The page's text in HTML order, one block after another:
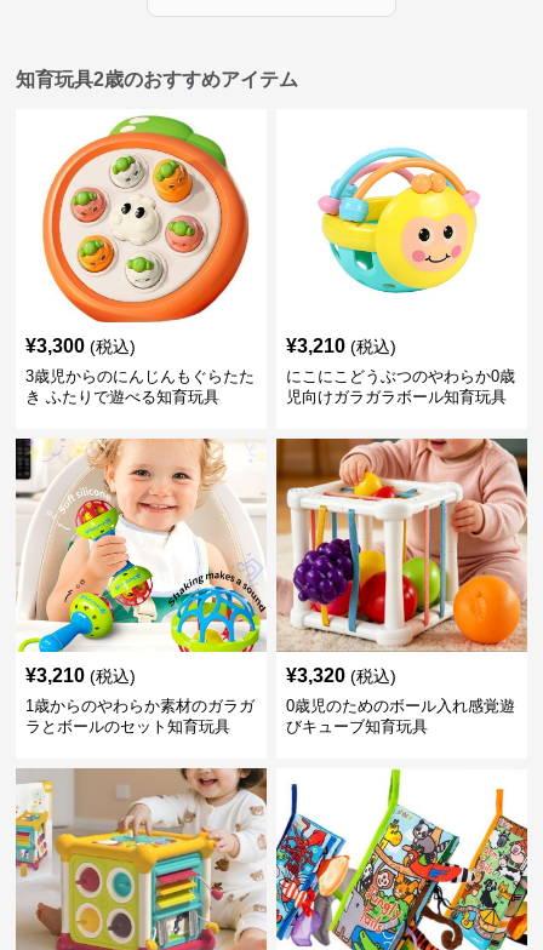
知育玩具2歳のおすすめアイテム
¥3,300 (税込)
3歳児からのにんじんもぐらたた
き ふたりで遊べる知育玩具
¥3,210 (税込)
にこにこどうぶつのやわらか0歳
児向けガラガラボール知育玩具
¥3,210 (税込)
1歳からのやわらか素材のガラガ
ラとボールのセット知育玩具
¥3,320 (税込)
0歳児のためのボール入れ感覚遊
びキューブ知育玩具